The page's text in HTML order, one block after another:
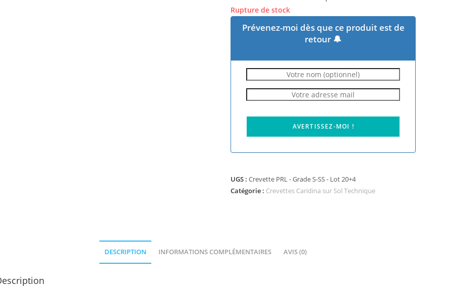
Rupture de stock
Prévenez-moi dès que ce produit est de
retour 🔔
AVERTISSEZ-MOI !
UGS :Crevette PRL - Grade S-SS - Lot 20+4
Catégorie : Crevettes Caridina sur Sol Technique
DESCRIPTION INFORMATIONS COMPLÉMENTAIRES AVIS (0)